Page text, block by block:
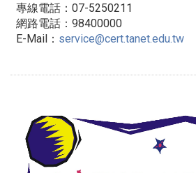
專線電話：07-5250211
網路電話：98400000
E-Mail： service@cert.tanet.edu.tw